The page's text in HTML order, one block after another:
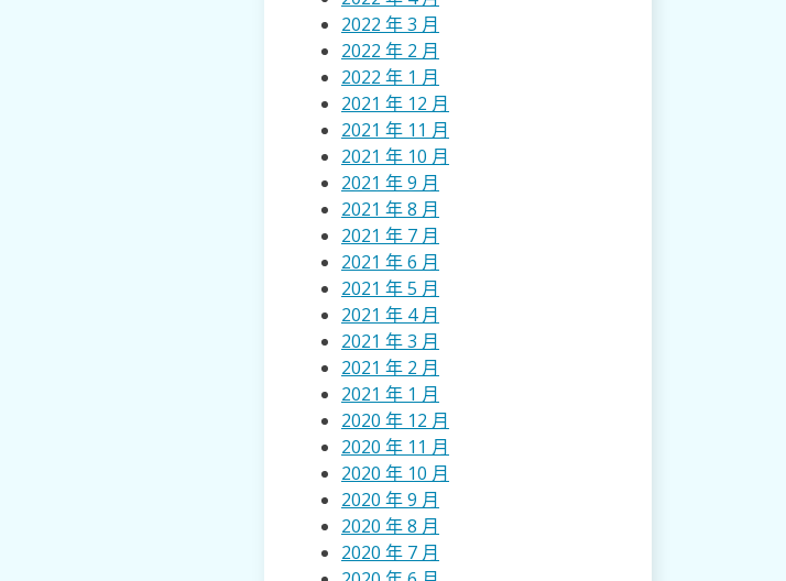
2022 年 3 月
2022 年 2 月
2022 年 1 月
2021 年 12 月
2021 年 11 月
2021 年 10 月
2021 年 9 月
2021 年 8 月
2021 年 7 月
2021 年 6 月
2021 年 5 月
2021 年 4 月
2021 年 3 月
2021 年 2 月
2021 年 1 月
2020 年 12 月
2020 年 11 月
2020 年 10 月
2020 年 9 月
2020 年 8 月
2020 年 7 月